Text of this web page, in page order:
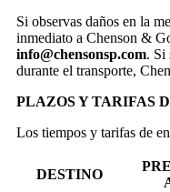
Si observas daños en la
inmediato a Chenson &
info@chensonsp.com. Si
durante el transporte,
PLAZOS Y TARIFAS
Los tiempos y tarifas de
DESTINO